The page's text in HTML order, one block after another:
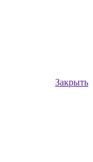
Закрыть